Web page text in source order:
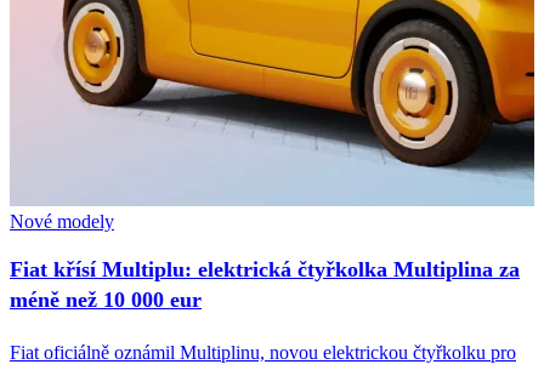
Nové modely
Fiat křísí Multiplu: elektrická čtyřkolka Multiplina za
méně než 10 000 eur
Fiat oficiálně oznámil Multiplinu, novou elektrickou čtyřkolku pro